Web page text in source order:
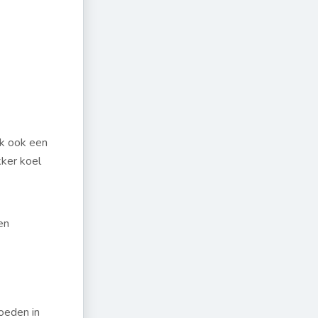
ook een
koel
in